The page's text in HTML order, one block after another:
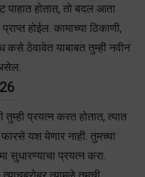
पाहात होतात, तो बदल आता
होईल. कामाच्या ठिकाणी,
ठेवावेत याबाबत तुम्ही नवीन
प्रयत्न करत होतात, त्यात
यश येणार नाही. तुमच्या
सुधारण्याचा प्रयत्न करा.